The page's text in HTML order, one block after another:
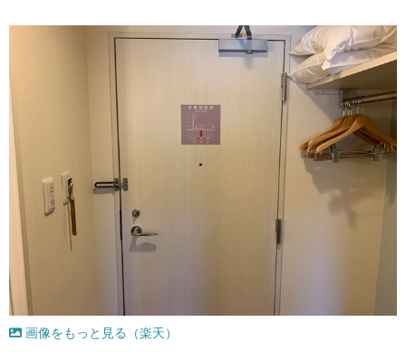
画像をもっと見る（楽天）